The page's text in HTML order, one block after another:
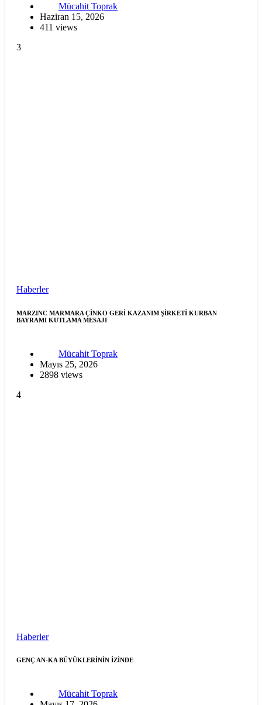
Mücahit Toprak
Haziran 15, 2026
411 views
3
Haberler
MARZINC MARMARA ÇİNKO GERİ KAZANIM ŞİRKETİ KURBAN
BAYRAMI KUTLAMA MESAJI
Mücahit Toprak
Mayıs 25, 2026
2898 views
4
Haberler
GENÇ AN-KA BÜYÜKLERİNİN İZİNDE
Mücahit Toprak